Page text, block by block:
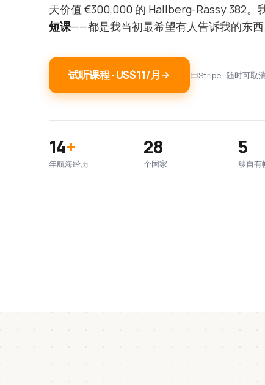
天价值 €300,000 的 Hallberg-Rassy 382。
短课——都是我当初最希望有人告诉我的东西
试听课程 · US$11/月 Stripe · 随时可取消
14+
年航海经历
28
个国家
5
艘自有